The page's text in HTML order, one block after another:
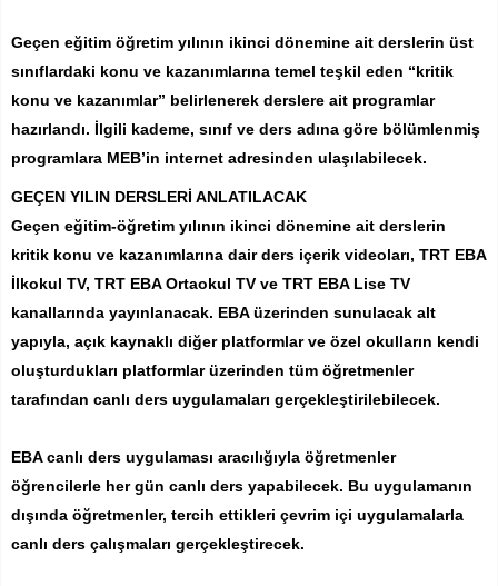
Geçen eğitim öğretim yılının ikinci dönemine ait derslerin üst
sınıflardaki konu ve kazanımlarına temel teşkil eden “kritik
konu ve kazanımlar” belirlenerek derslere ait programlar
hazırlandı. İlgili kademe, sınıf ve ders adına göre bölümlenmiş
programlara MEB’in internet adresinden ulaşılabilecek.
GEÇEN YILIN DERSLERİ ANLATILACAK
Geçen eğitim-öğretim yılının ikinci dönemine ait derslerin
kritik konu ve kazanımlarına dair ders içerik videoları, TRT EBA
İlkokul TV, TRT EBA Ortaokul TV ve TRT EBA Lise TV
kanallarında yayınlanacak. EBA üzerinden sunulacak alt
yapıyla, açık kaynaklı diğer platformlar ve özel okulların kendi
oluşturdukları platformlar üzerinden tüm öğretmenler
tarafından canlı ders uygulamaları gerçekleştirilebilecek.
EBA canlı ders uygulaması aracılığıyla öğretmenler
öğrencilerle her gün canlı ders yapabilecek. Bu uygulamanın
dışında öğretmenler, tercih ettikleri çevrim içi uygulamalarla
canlı ders çalışmaları gerçekleştirecek.